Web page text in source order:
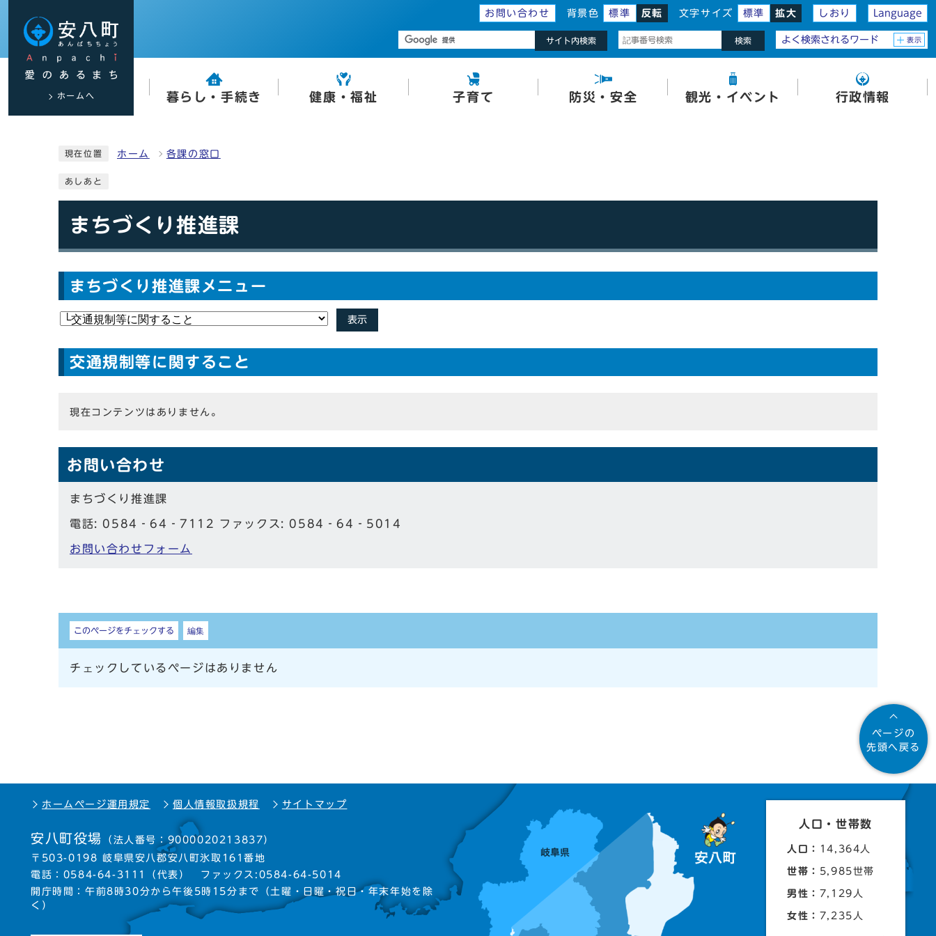
お問い合わせ 背景色 標準 反転 文字サイズ 標準 拡大 しおり Language
ホームへ
サイト内検索 検索 よく検索されるワード 表示
暮らし・手続き 健康・福祉 子育て 防災・安全 観光・イベント 行政情報
現在位置 ホーム 各課の窓口
あしあと
まちづくり推進課
まちづくり推進課メニュー
表示
交通規制等に関すること
現在コンテンツはありません。
お問い合わせ
まちづくり推進課
電話: 0584‐64‐7112 ファックス: 0584‐64‐5014
お問い合わせフォーム
しおり
このページをチェックする 編集
チェックしているページはありません
ページの
先頭へ戻る
ホームページ運用規定 個人情報取扱規程 サイトマップ
安八町役場 （法人番号：9000020213837）
〒503-0198 岐阜県安八郡安八町氷取161番地
電話： 0584-64-3111 （代表） ファックス:0584-64-5014
開庁時間：午前8時30分から午後5時15分まで
（土曜・日曜・祝日・年末年始を除
く）
人口・世帯数
人口： 14,364人
世帯： 5,985世帯
男性： 7,129人
女性： 7,235人